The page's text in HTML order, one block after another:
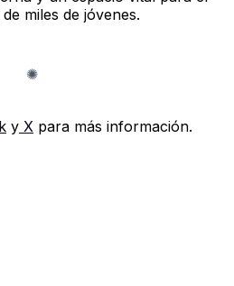
miles de jóvenes.
y X para más información.